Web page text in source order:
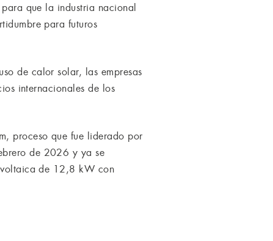
que la industria nacional
para futuros
de calor solar, las empresas
internacionales de los
proceso que fue liderado por
de 2026 y ya se
de 12,8 kW con